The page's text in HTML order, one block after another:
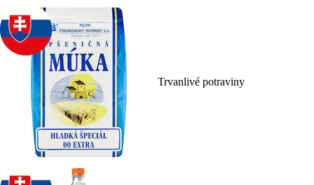
Trvanlivé potraviny